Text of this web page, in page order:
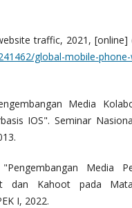
traffic, 2021, [online]
global-mobile-
Media
IOS". Seminar
Media
dan Kahoot pada
I, 2022.